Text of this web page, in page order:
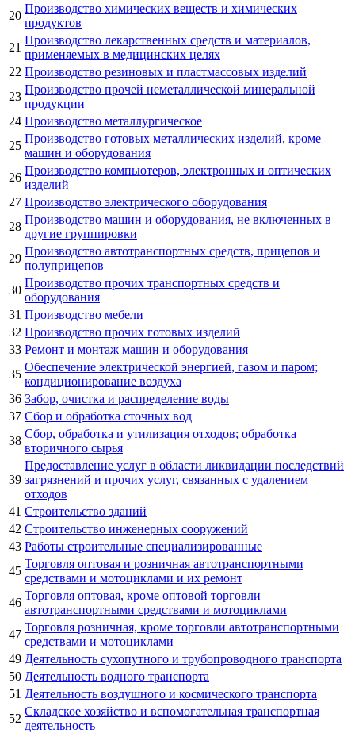
20
Производство химических веществ и химических
продуктов
21
Производство лекарственных средств и материалов,
применяемых в медицинских целях
22 Производство резиновых и пластмассовых изделий
23
Производство прочей неметаллической минеральной
продукции
24 Производство металлургическое
25
Производство готовых металлических изделий, кроме
машин и оборудования
26
Производство компьютеров, электронных и оптических
изделий
27 Производство электрического оборудования
28
Производство машин и оборудования, не включенных в
другие группировки
29
Производство автотранспортных средств, прицепов и
полуприцепов
30
Производство прочих транспортных средств и
оборудования
31 Производство мебели
32 Производство прочих готовых изделий
33 Ремонт и монтаж машин и оборудования
35
Обеспечение электрической энергией, газом и паром;
кондиционирование воздуха
36 Забор, очистка и распределение воды
37 Сбор и обработка сточных вод
38
Сбор, обработка и утилизация отходов; обработка
вторичного сырья
39
Предоставление услуг в области ликвидации последствий
загрязнений и прочих услуг, связанных с удалением
отходов
41 Строительство зданий
42 Строительство инженерных сооружений
43 Работы строительные специализированные
45
Торговля оптовая и розничная автотранспортными
средствами и мотоциклами и их ремонт
46
Торговля оптовая, кроме оптовой торговли
автотранспортными средствами и мотоциклами
47
Торговля розничная, кроме торговли автотранспортными
средствами и мотоциклами
49 Деятельность сухопутного и трубопроводного транспорта
50 Деятельность водного транспорта
51 Деятельность воздушного и космического транспорта
52
Складское хозяйство и вспомогательная транспортная
деятельность